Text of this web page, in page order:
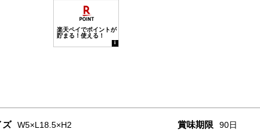
ズ W5×L18.5×H2 賞味期限 90日